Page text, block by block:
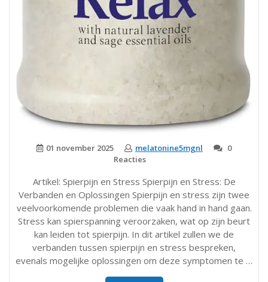
01 november 2025 melatonine5mgnl
0
Reacties
Artikel: Spierpijn en Stress Spierpijn en Stress: De
Verbanden en Oplossingen Spierpijn en stress zijn twee
veelvoorkomende problemen die vaak hand in hand gaan.
Stress kan spierspanning veroorzaken, wat op zijn beurt
kan leiden tot spierpijn. In dit artikel zullen we de
verbanden tussen spierpijn en stress bespreken,
evenals mogelijke oplossingen om deze symptomen te …